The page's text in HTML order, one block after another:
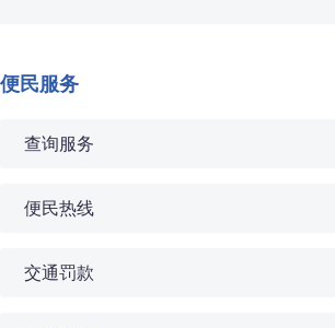
便民服务
查询服务
便民热线
交通罚款